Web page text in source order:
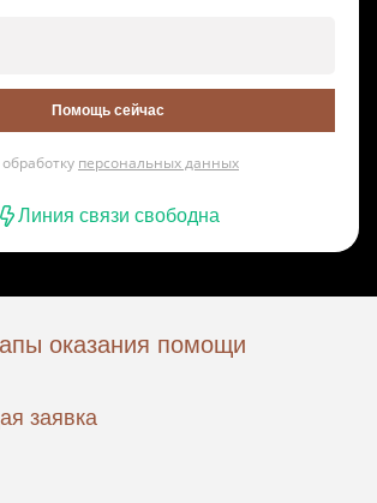
Помощь сейчас
персональных данных
Линия связи свободна
оказания помощи
заявка